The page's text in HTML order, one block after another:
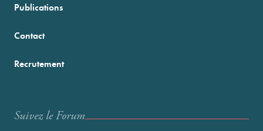
Publications
Contact
Recrutement
Suivez le Forum